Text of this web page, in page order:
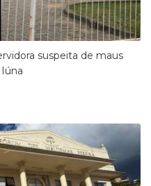
suspeita de maus